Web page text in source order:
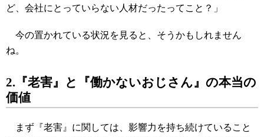
ど、会社にとっていらない人材だったってこと？」
今の置かれている状況を見ると、そうかもしれません
ね。
2.『老害』と『働かないおじさん』の本当の
価値
まず『老害』に関しては、影響力を持ち続けていること